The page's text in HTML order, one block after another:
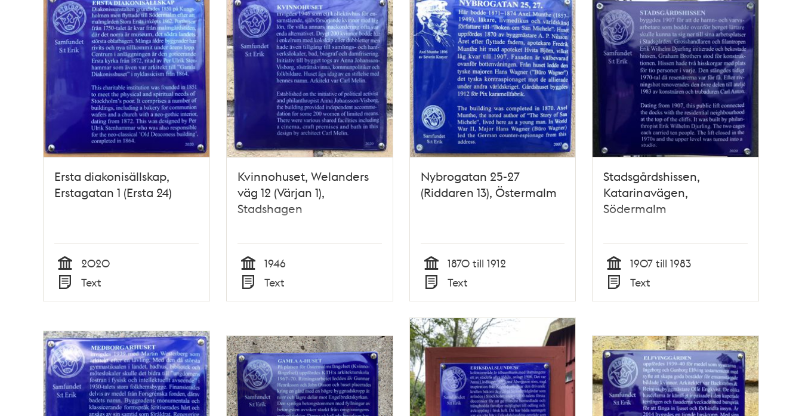
Ersta diakonisällskap,
Erstagatan 1 (Ersta 24)
Tid
2020
Typ
Text
Kvinnohuset, Welanders
väg 12 (Värjan 1),
Stadshagen
Tid
1946
Typ
Text
Nybrogatan 25-27
(Riddaren 13), Östermalm
Tid
1870 till 1912
Typ
Text
Stadsgårdshissen,
Katarinavägen,
Södermalm
Tid
1907 till 1983
Typ
Text